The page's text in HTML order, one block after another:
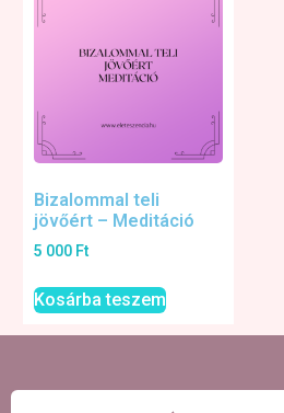
Bizalommal teli
jövőért – Meditáció
5 000 Ft
Kosárba teszem